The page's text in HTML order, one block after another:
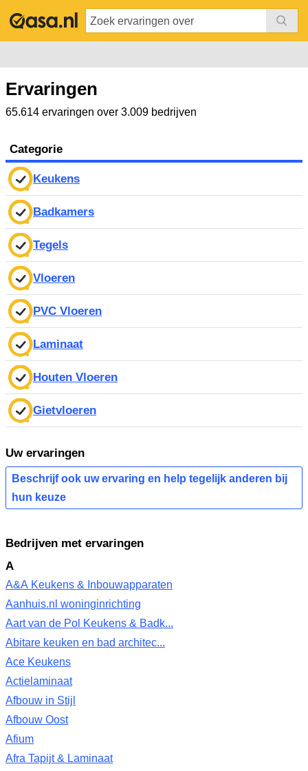
Ervaringen
65.614 ervaringen over 3.009 bedrijven
Categorie
Keukens
Badkamers
Tegels
Vloeren
PVC Vloeren
Laminaat
Houten Vloeren
Gietvloeren
Uw ervaringen
Beschrijf ook uw ervaring en help tegelijk anderen bij
hun keuze
Bedrijven met ervaringen
A
A&A Keukens & Inbouwapparaten
Aanhuis.nl woninginrichting
Aart van de Pol Keukens & Badk...
Abitare keuken en bad architec...
Ace Keukens
Actielaminaat
Afbouw in Stijl
Afbouw Oost
Afium
Afra Tapijt & Laminaat